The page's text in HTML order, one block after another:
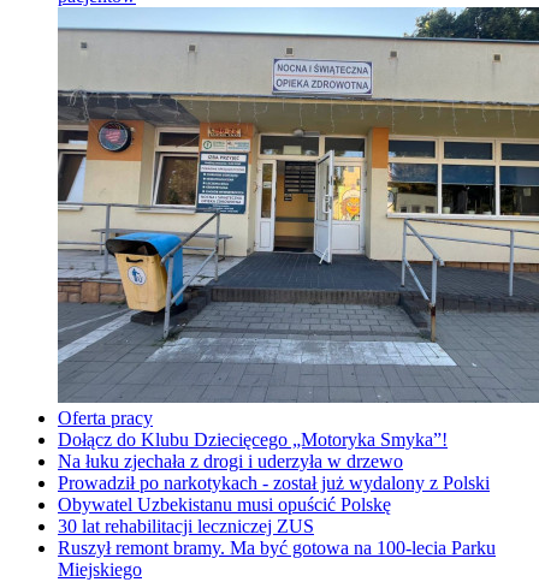
Oferta pracy
Dołącz do Klubu Dziecięcego „Motoryka Smyka”!
Na łuku zjechała z drogi i uderzyła w drzewo
Prowadził po narkotykach - został już wydalony z Polski
Obywatel Uzbekistanu musi opuścić Polskę
30 lat rehabilitacji leczniczej ZUS
Ruszył remont bramy. Ma być gotowa na 100-lecia Parku
Miejskiego